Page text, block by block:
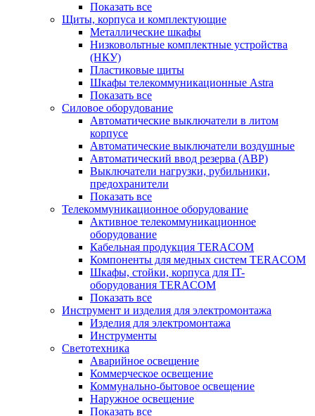
Показать все
Щиты, корпуса и комплектующие
Металлические шкафы
Низковольтные комплектные устройства
(НКУ)
Пластиковые щиты
Шкафы телекоммуникационные Astra
Показать все
Силовое оборудование
Автоматические выключатели в литом
корпусе
Автоматические выключатели воздушные
Автоматический ввод резерва (АВР)
Выключатели нагрузки, рубильники,
предохранители
Показать все
Телекоммуникационное оборудование
Активное телекоммуникационное
оборудование
Кабельная продукция TERACOM
Компоненты для медных систем TERACOM
Шкафы, стойки, корпуса для IT-
оборудования TERACOM
Показать все
Инструмент и изделия для электромонтажа
Изделия для электромонтажа
Инструменты
Светотехника
Аварийное освещение
Коммерческое освещение
Коммунально-бытовое освещение
Наружное освещение
Показать все